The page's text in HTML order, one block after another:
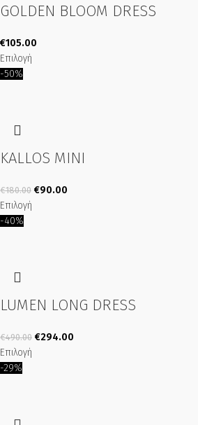
GOLDEN BLOOM DRESS
€105.00
Επιλογή
-50%
KALLOS MINI
€180.00 €90.00
Επιλογή
-40%
LUMEN LONG DRESS
€490.00 €294.00
Επιλογή
-29%